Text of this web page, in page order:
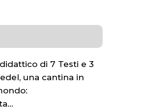
di 7 Testi e 3
una cantina in